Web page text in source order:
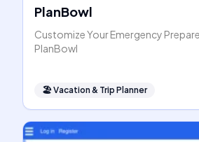
PlanBowl
Customize Your Emergency
PlanBowl
🏖Vacation & Trip Planner